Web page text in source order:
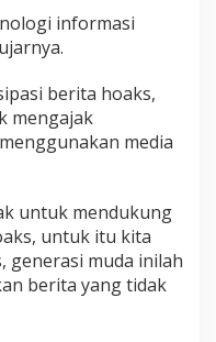
informasi
berita hoaks,
mengajak
media
untuk mendukung
untuk itu kita
generasi muda inilah
berita yang tidak